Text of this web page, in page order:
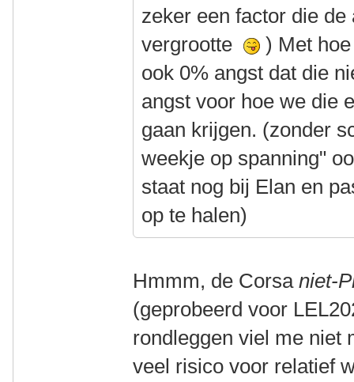
zeker een factor die
vergrootte
) Met
ook 0% angst dat die
angst voor hoe we die
gaan krijgen. (zonder
weekje op spanning"
staat nog bij Elan en
op te halen)
Hmmm, de Corsaniet-
(geprobeerd voor
rondleggen viel me niet
veel risico voor relatief